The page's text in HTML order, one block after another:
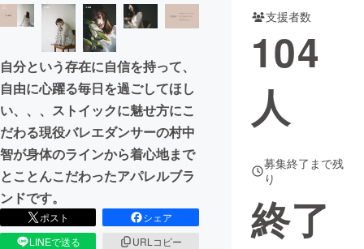
自分という存在に自信を持って、
自由に心躍る毎日を過ごしてほし
い、、、ストイックに魅せ方にこ
だわる現役バレエダンサーの村中
智が身体のラインから着心地まで
とことんこだわったアパレルブラ
ンドです。
ポスト
シェア
LINEで送る
URLコピー
支援者数
104
人
募集終了まで残
り
終了